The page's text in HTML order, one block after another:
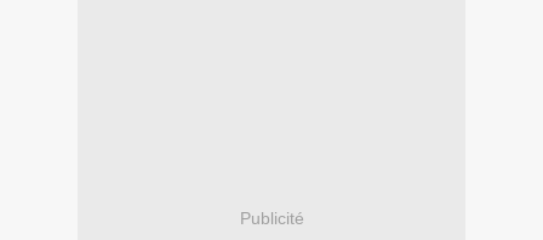
Publicité